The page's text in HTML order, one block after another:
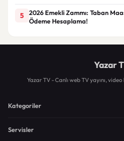
5
2026 Emekli Zammı: Taban
Ödeme Hesaplama!
Yazar
Yazar TV - Canlı web TV yayını,
Kategoriler
Servisler